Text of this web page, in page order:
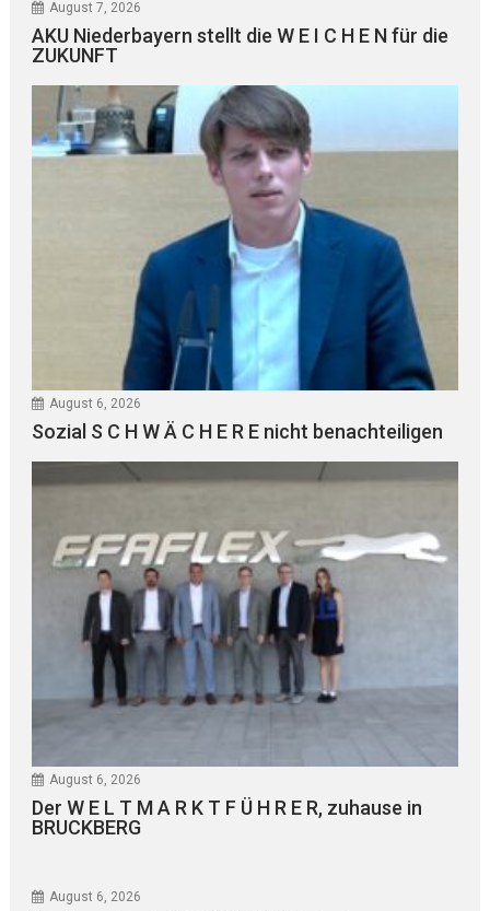
August 7, 2026
AKU Niederbayern stellt die W E I C H E N für die
ZUKUNFT
August 6, 2026
Sozial S C H W Ä C H E R E nicht benachteiligen
August 6, 2026
Der W E L T M A R K T F Ü H R E R, zuhause in
BRUCKBERG
August 6, 2026